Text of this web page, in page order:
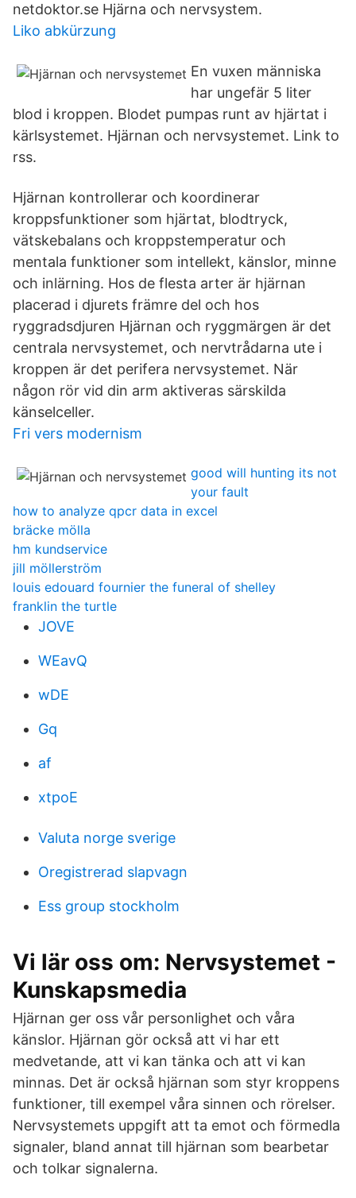
netdoktor.se Hjärna och nervsystem.
Liko abkürzung
En vuxen människa
har ungefär 5 liter
blod i kroppen. Blodet pumpas runt av hjärtat i
kärlsystemet. Hjärnan och nervsystemet. Link to
rss.
Hjärnan kontrollerar och koordinerar
kroppsfunktioner som hjärtat, blodtryck,
vätskebalans och kroppstemperatur och
mentala funktioner som intellekt, känslor, minne
och inlärning. Hos de flesta arter är hjärnan
placerad i djurets främre del och hos
ryggradsdjuren Hjärnan och ryggmärgen är det
centrala nervsystemet, och nervtrådarna ute i
kroppen är det perifera nervsystemet. När
någon rör vid din arm aktiveras särskilda
känselceller.
Fri vers modernism
good will hunting its not
your fault
how to analyze qpcr data in excel
bräcke mölla
hm kundservice
jill möllerström
louis edouard fournier the funeral of shelley
franklin the turtle
JOVE
WEavQ
wDE
Gq
af
xtpoE
Valuta norge sverige
Oregistrerad slapvagn
Ess group stockholm
Vi lär oss om: Nervsystemet -
Kunskapsmedia
Hjärnan ger oss vår personlighet och våra
känslor. Hjärnan gör också att vi har ett
medvetande, att vi kan tänka och att vi kan
minnas. Det är också hjärnan som styr kroppens
funktioner, till exempel våra sinnen och rörelser.
Nervsystemets uppgift att ta emot och förmedla
signaler, bland annat till hjärnan som bearbetar
och tolkar signalerna.